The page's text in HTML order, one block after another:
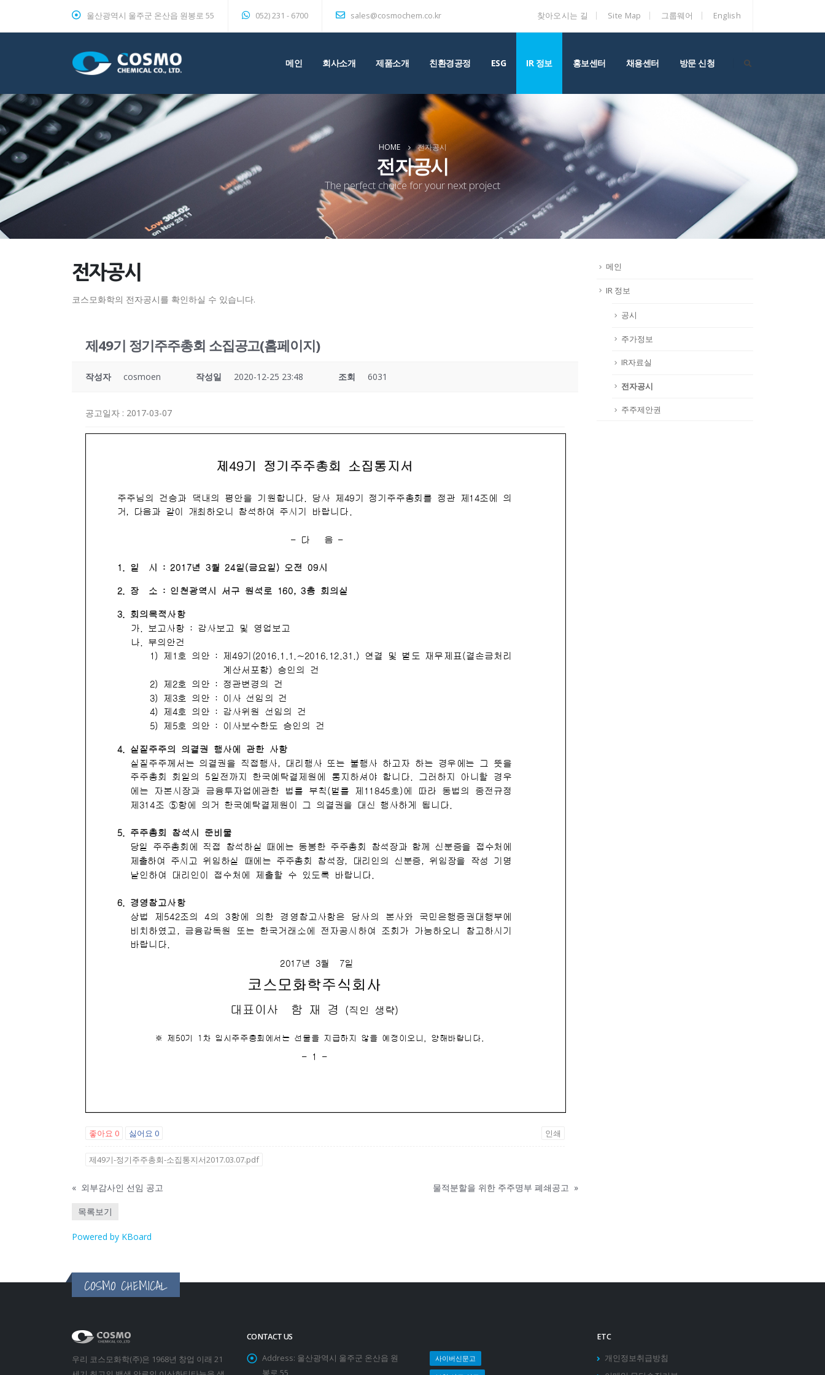
울산광역시 울주군 온산읍 원봉로 55 052) 231 - 6700 sales@cosmochem.co.kr 찾아오시는 길 Site Map 그룹웨어 English
메인 회사소개 제품소개 친환경공정 ESG IR 정보 홍보센터 채용센터 방문 신청
HOME 전자공시
전자공시
The perfect choice for your next project
전자공시
코스모화학의 전자공시를 확인하실 수 있습니다.
제49기 정기주주총회 소집공고(홈페이지)
작성자 cosmoen 작성일 2020-12-25 23:48 조회 6031
공고일자 : 2017-03-07
좋아요 0 싫어요 0 인쇄
제49기-정기주주총회-소집통지서2017.03.07.pdf
« 외부감사인 선임 공고 물적분할을 위한 주주명부 폐쇄공고 »
목록보기
Powered by KBoard
메인
IR 정보
공시
주가정보
IR자료실
전자공시
주주제안권
COSMO CHEMICAL
우리 코스모화학(주)은 1968년 창업 이래 21
CONTACT US
Address: 울산광역시 울주군 온산읍 원
봉로 55
사이버신문고
ETC
개인정보취급방침